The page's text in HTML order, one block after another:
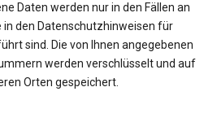
Daten werden nur in den Fällen an
in den Datenschutzhinweisen für
sind. Die von Ihnen angegebenen
werden verschlüsselt und auf
Orten gespeichert.